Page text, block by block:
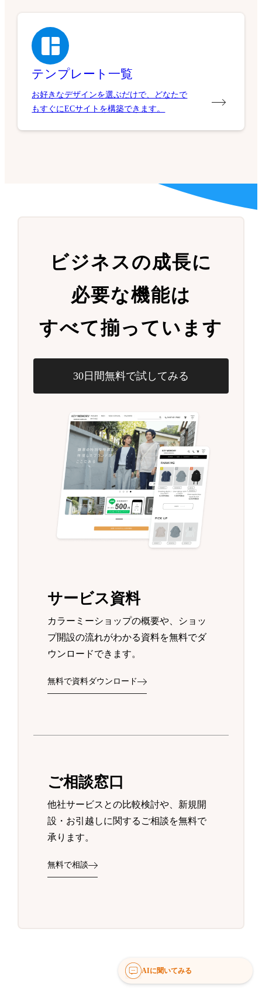
テンプレート一覧
お好きなデザインを選ぶだけで、どなたで
もすぐにECサイトを構築できます。
ビジネスの成長に
必要な機能は
すべて揃っています
30日間無料で試してみる
サービス資料
カラーミーショップの概要や、ショッ
プ開設の流れがわかる資料を無料でダ
ウンロードできます。
無料で資料ダウンロード
ご相談窓口
他社サービスとの比較検討や、新規開
設・お引越しに関するご相談を無料で
承ります。
無料で相談
AIに聞いてみる